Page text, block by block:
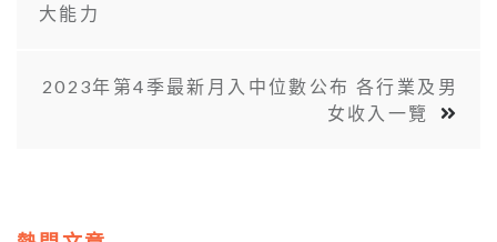
大能力
2023年第4季最新月入中位數公布 各行業及男
女收入一覽